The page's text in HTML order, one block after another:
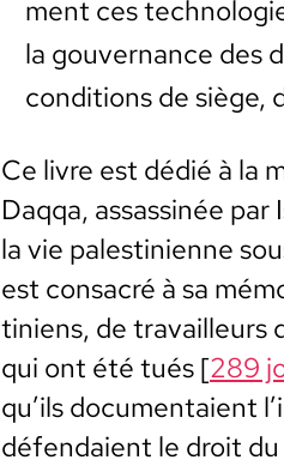
ment ces
la gou­ver­nance des
con­di­tions de siège,
Ce livre est dédié à la
Daqqa, assas­s­inée
la vie pales­tini­enne
est con­sacré à sa
tiniens, de tra­vailleurs
qui ont été tués [289
qu’ils doc­u­men­taient
défendaient le droit